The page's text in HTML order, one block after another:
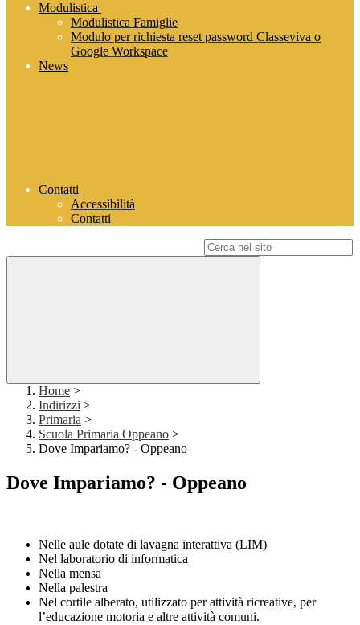
Modulistica
Modulistica Famiglie
Modulo per richiesta reset password Classeviva o
Google Workspace
News
Contatti
Accessibilità
Contatti
Home >
Indirizzi >
Primaria >
Scuola Primaria Oppeano >
Dove Impariamo? - Oppeano
Dove Impariamo? - Oppeano
Nelle aule dotate di lavagna interattiva (LIM)
Nel laboratorio di informatica
Nella mensa
Nella palestra
Nel cortile alberato, utilizzato per attività ricreative, per
l’educazione motoria e altre attività comuni.